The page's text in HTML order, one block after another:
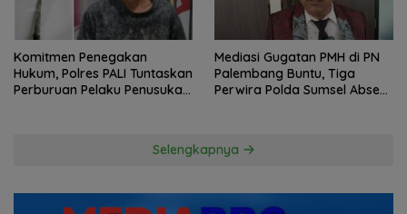
Komitmen Penegakan
Hukum, Polres PALI Tuntaskan
Perburuan Pelaku Penusukan
Mediasi Gugatan PMH di PN
Palembang Buntu, Tiga
Perwira Polda Sumsel Absen,
Selengkapnya